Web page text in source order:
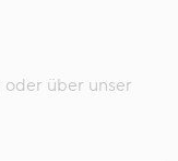
oder über unser